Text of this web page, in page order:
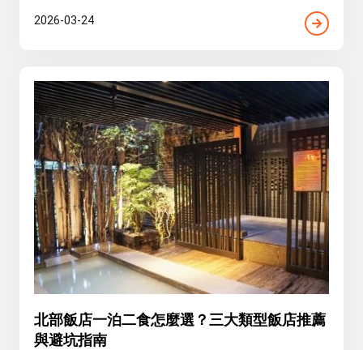
2026-03-24
北部飯店一泊二食怎麼選？三大類型飯店推薦
與避坑指南